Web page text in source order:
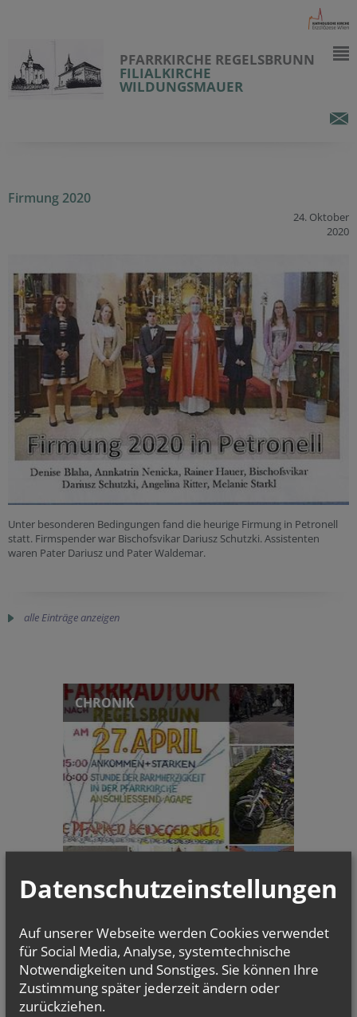
PFARRKIRCHE REGELSBRUNN
FILIALKIRCHE
WILDUNGSMAUER
Firmung 2020
24. Oktober
2020
Unter besonderen Bedingungen fand die heurige Firmung in Petronell
statt. Firmspender war Bischofsvikar Dariusz Schutzki. Assistenten
waren Pater Dariusz und Pater Waldemar.
alle Einträge anzeigen
CHRONIK
Ein Fest des Glaubens und
der Gemeinschaft: Stunde d...
GOTTESDIENSTE
Evangelium
Mt 16, 24-28
Datenschutzeinstellungen
Auf unserer Webseite werden Cookies verwendet
für Social Media, Analyse, systemtechnische
Notwendigkeiten und Sonstiges. Sie können Ihre
Zustimmung später jederzeit ändern oder
zurückziehen.